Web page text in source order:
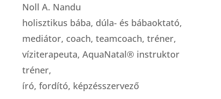
Noll A. Nandu
holisztikus bába, dúla- és bábaoktató,
mediátor, coach, teamcoach, tréner,
víziterapeuta, AquaNatal® instruktor
tréner,
író, fordító, képzésszervező